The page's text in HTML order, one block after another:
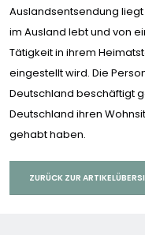
Auslandsentsendung
im Ausland lebt und von
Tätigkeit in ihrem
eingestellt wird. Die
Deutschland beschäftigt
Deutschland ihren
gehabt haben.
ZURÜCK ZUR